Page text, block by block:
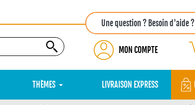
Une question ? Besoin d'aide ?
MON COMPTE
THÈMES LIVRAISON EXPRESS